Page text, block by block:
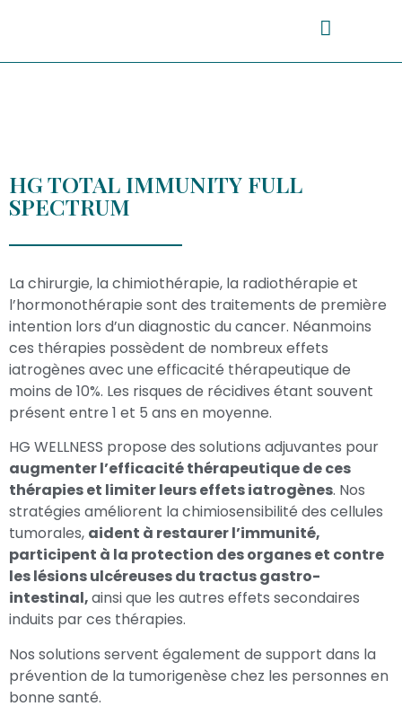
HG TOTAL IMMUNITY FULL
SPECTRUM
La chirurgie, la chimiothérapie, la radiothérapie et
l’hormonothérapie sont des traitements de première
intention lors d’un diagnostic du cancer. Néanmoins
ces thérapies possèdent de nombreux effets
iatrogènes avec une efficacité thérapeutique de
moins de 10%. Les risques de récidives étant souvent
présent entre 1 et 5 ans en moyenne.
HG WELLNESS propose des solutions adjuvantes pour
augmenter l’efficacité thérapeutique de ces
thérapies et limiter leurs effets iatrogènes. Nos
stratégies améliorent la chimiosensibilité des cellules
tumorales, aident à restaurer l’immunité,
participent à la protection des organes et contre
les lésions ulcéreuses du tractus gastro-
intestinal,ainsi que les autres effets secondaires
induits par ces thérapies.
Nos solutions servent également de support dans la
prévention de la tumorigenèse chez les personnes en
bonne santé.